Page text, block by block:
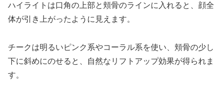
ハイライトは口角の上部と頬骨のラインに入れると、顔全
体が引き上がったように見えます。
チークは明るいピンク系やコーラル系を使い、頬骨の少し
下に斜めにのせると、自然なリフトアップ効果が得られま
す。